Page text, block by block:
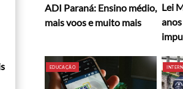
ADI Paraná: Ensino médio,
mais voos e muito mais
Lei
EDUCAÇÃO